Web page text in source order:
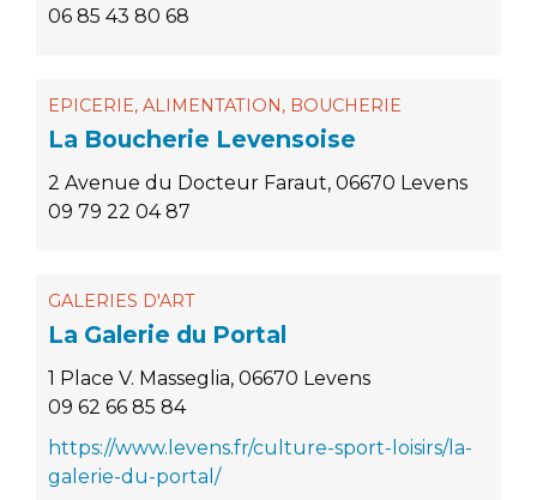
06 85 43 80 68
EPICERIE, ALIMENTATION, BOUCHERIE
La Boucherie Levensoise
2 Avenue du Docteur Faraut, 06670 Levens
09 79 22 04 87
GALERIES D'ART
La Galerie du Portal
1 Place V. Masseglia, 06670 Levens
09 62 66 85 84
https://www.levens.fr/culture-sport-loisirs/la-
galerie-du-portal/